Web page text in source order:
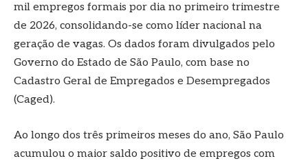
mil empregos formais por dia no primeiro trimestre
de 2026, consolidando-se como líder nacional na
geração de vagas. Os dados foram divulgados pelo
Governo do Estado de São Paulo, com base no
Cadastro Geral de Empregados e Desempregados
(Caged).
Ao longo dos três primeiros meses do ano, São Paulo
acumulou o maior saldo positivo de empregos com